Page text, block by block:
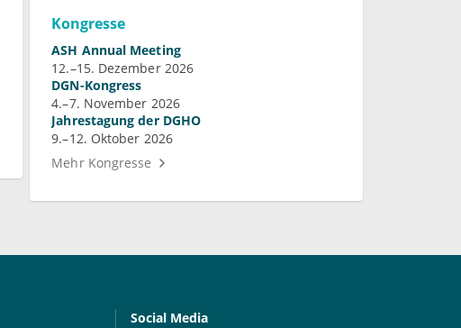
Kongresse
ASH Annual Meeting
12.–15. Dezember 2026
DGN-Kongress
4.–7. November 2026
Jahrestagung der DGHO
9.–12. Oktober 2026
Mehr Kongresse
Social Media